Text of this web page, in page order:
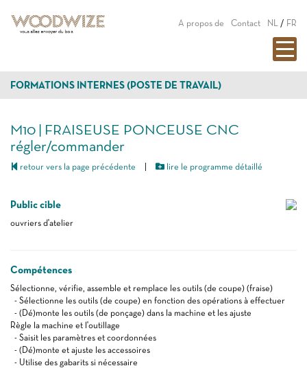
A propos de Contact NL / FR
FORMATIONS INTERNES (POSTE DE TRAVAIL)
M10 | FRAISEUSE PONCEUSE CNC
régler/commander
retour vers la page précédente lire le programme détaillé
Public cible
ouvriers d'atelier
Compétences
Sélectionne, vérifie, assemble et remplace les outils (de coupe) (fraise)
- Sélectionne les outils (de coupe) en fonction des opérations à effectuer
- (Dé)monte les outils (de ponçage) dans la machine et les ajuste
Règle la machine et l'outillage
- Saisit les paramètres et coordonnées
- (Dé)monte et ajuste les accessoires
- Utilise des gabarits si nécessaire